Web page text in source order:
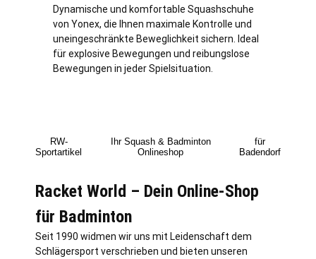
Dynamische und komfortable Squashschuhe
von Yonex, die Ihnen maximale Kontrolle und
uneingeschränkte Beweglichkeit sichern. Ideal
für explosive Bewegungen und reibungslose
Bewegungen in jeder Spielsituation.
RW-
Sportartikel
Ihr Squash & Badminton
Onlineshop
für
Badendorf
Racket World – Dein Online-Shop
für Badminton
Seit 1990 widmen wir uns mit Leidenschaft dem
Schlägersport verschrieben und bieten unseren